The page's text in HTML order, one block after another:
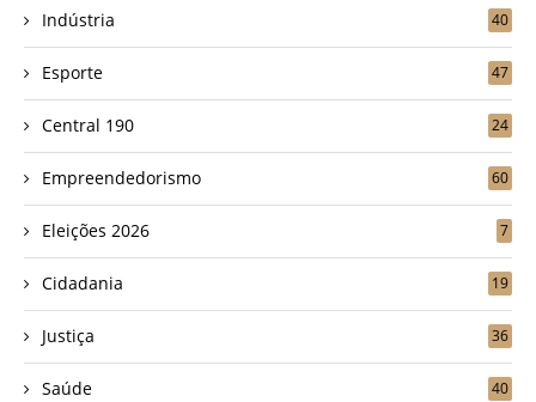
Indústria 40
Esporte 47
Central 190 24
Empreendedorismo 60
Eleições 2026 7
Cidadania 19
Justiça 36
Saúde 40